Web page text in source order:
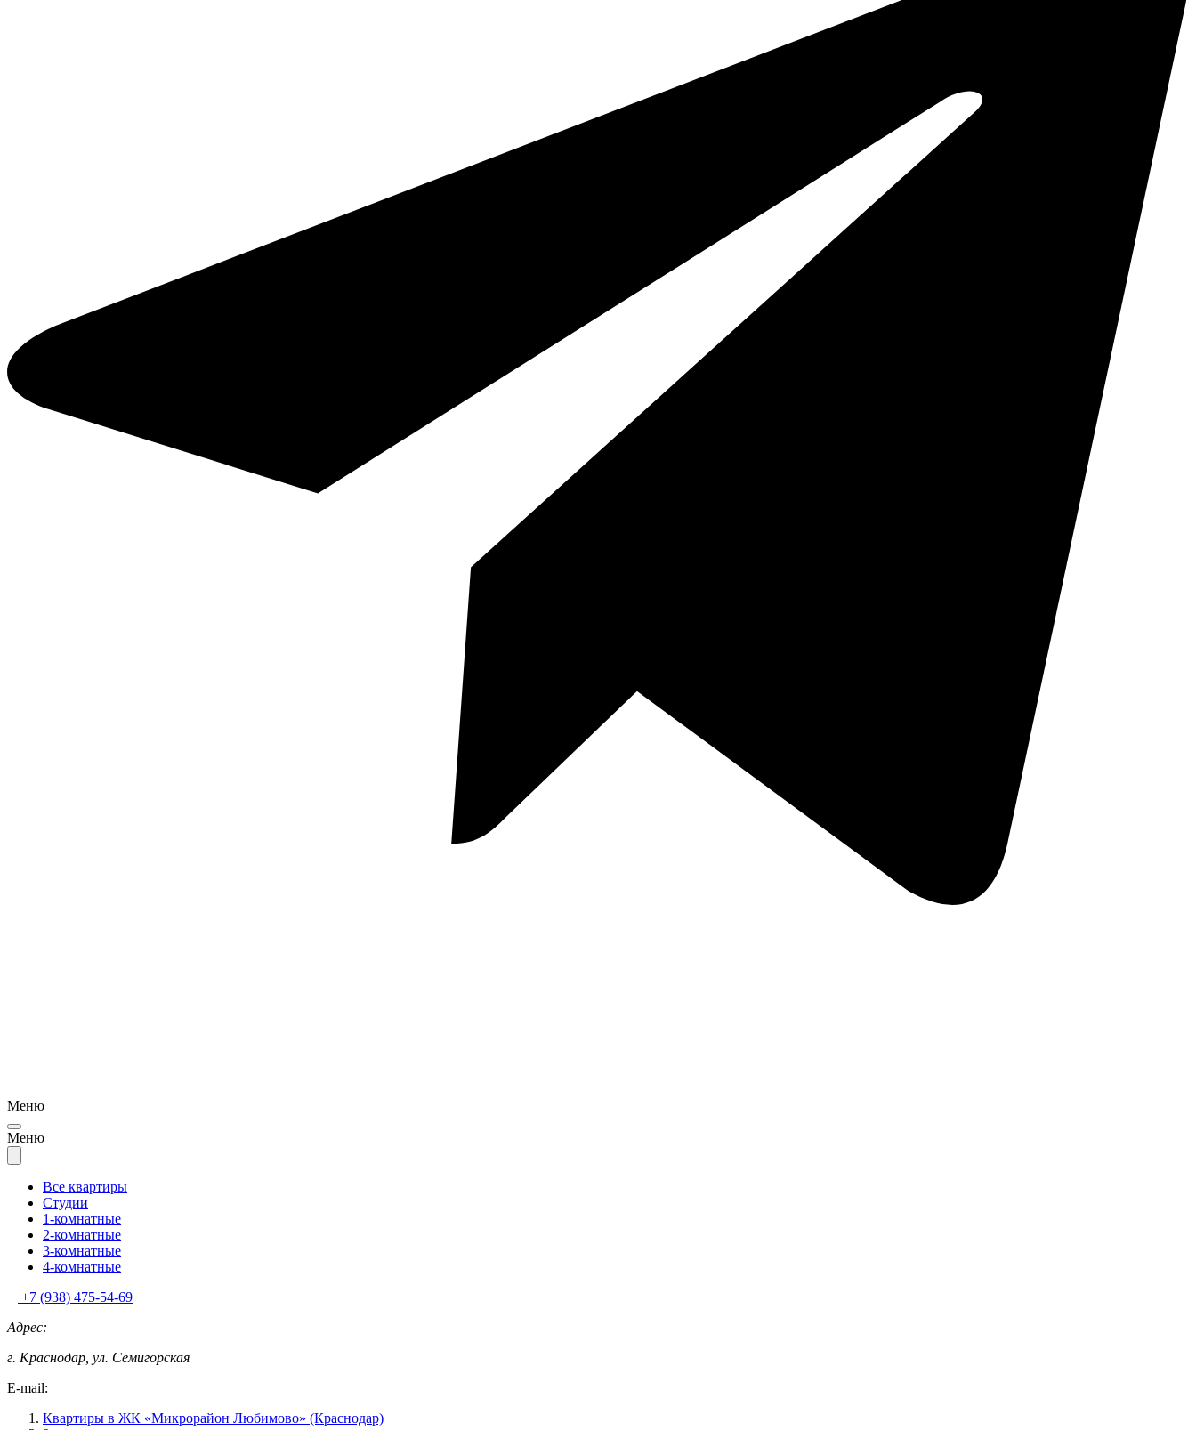
Меню
Меню
Все квартиры
Студии
1-комнатные
2-комнатные
3-комнатные
4-комнатные
+7 (938) 475-54-69
Адрес:
г. Краснодар, ул. Семигорская
E-mail:
Квартиры в ЖК «Микрорайон Любимово» (Краснодар)